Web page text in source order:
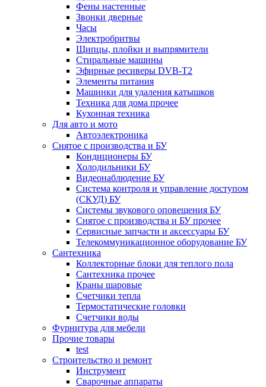
Фены настенные
Звонки дверные
Часы
Электробритвы
Щипцы, плойки и выпрямители
Стиральные машины
Эфирные ресиверы DVB-T2
Элементы питания
Машинки для удаления катышков
Техника для дома прочее
Кухонная техника
Для авто и мото
Автоэлектроника
Снятое с производства и БУ
Кондиционеры БУ
Холодильники БУ
Видеонаблюдение БУ
Система контроля и управление доступом
(СКУД) БУ
Системы звукового оповещения БУ
Снятое с производства и БУ прочее
Сервисные запчасти и аксессуары БУ
Телекоммуникационное оборудование БУ
Сантехника
Коллекторные блоки для теплого пола
Сантехника прочее
Краны шаровые
Счетчики тепла
Термоcтатические головки
Счетчики воды
Фурнитура для мебели
Прочие товары
test
Строительство и ремонт
Инструмент
Сварочные аппараты